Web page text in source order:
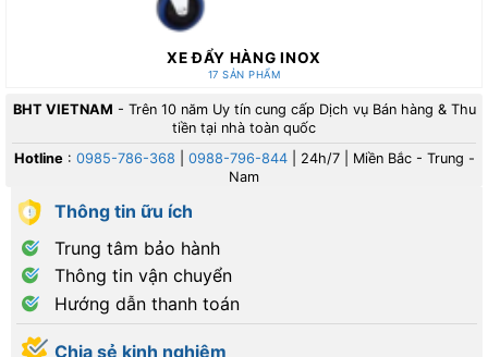
XE ĐẨY HÀNG INOX
17 SẢN PHẨM
BHT VIETNAM - Trên 10 năm Uy tín cung cấp Dịch vụ Bán hàng & Thu
tiền tại nhà toàn quốc
Hotline: 0985-786-368 0988-796-844| 24h/7 | Miền Bắc - Trung -
Nam
Thông tin ữu ích
Trung tâm bảo hành
Thông tin vận chuyển
Hướng dẫn thanh toán
Chia sẻ kinh nghiệm